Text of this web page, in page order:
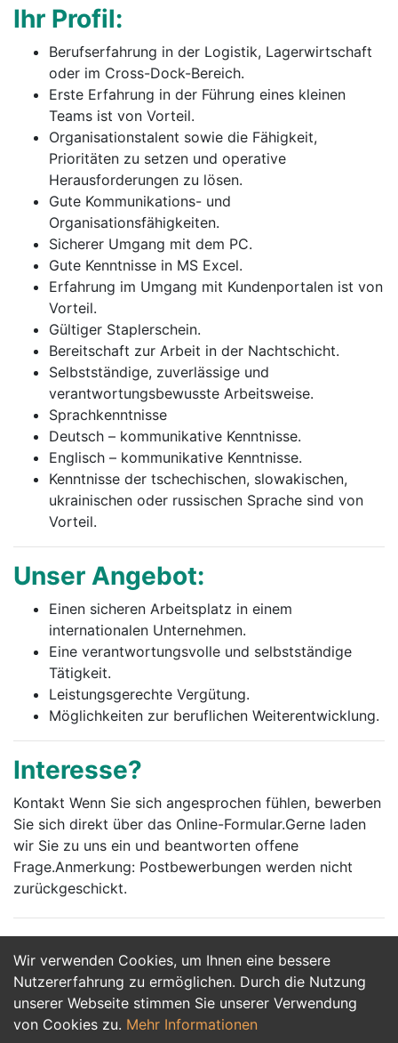
Wir verwenden Cookies, um Ihnen eine bessere
Nutzererfahrung zu ermöglichen. Durch die Nutzung
unserer Webseite stimmen Sie unserer Verwendung
von Cookies zu. Mehr Informationen
Ihr Profil:
Berufserfahrung in der Logistik, Lagerwirtschaft
oder im Cross-Dock-Bereich.
Erste Erfahrung in der Führung eines kleinen
Teams ist von Vorteil.
Organisationstalent sowie die Fähigkeit,
Prioritäten zu setzen und operative
Herausforderungen zu lösen.
Gute Kommunikations- und
Organisationsfähigkeiten.
Sicherer Umgang mit dem PC.
Gute Kenntnisse in MS Excel.
Erfahrung im Umgang mit Kundenportalen ist von
Vorteil.
Gültiger Staplerschein.
Bereitschaft zur Arbeit in der Nachtschicht.
Selbstständige, zuverlässige und
verantwortungsbewusste Arbeitsweise.
Sprachkenntnisse
Deutsch – kommunikative Kenntnisse.
Englisch – kommunikative Kenntnisse.
Kenntnisse der tschechischen, slowakischen,
ukrainischen oder russischen Sprache sind von
Vorteil.
Unser Angebot:
Einen sicheren Arbeitsplatz in einem
internationalen Unternehmen.
Eine verantwortungsvolle und selbstständige
Tätigkeit.
Leistungsgerechte Vergütung.
Möglichkeiten zur beruflichen Weiterentwicklung.
Interesse?
Kontakt Wenn Sie sich angesprochen fühlen, bewerben
Sie sich direkt über das Online-Formular.Gerne laden
wir Sie zu uns ein und beantworten offene
Frage.Anmerkung: Postbewerbungen werden nicht
zurückgeschickt.
Jetzt Bewerben